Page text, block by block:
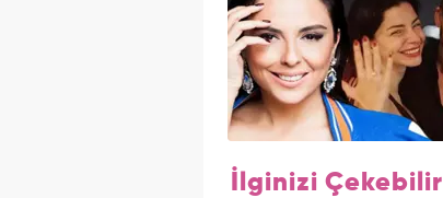
İlginizi Çekebilir